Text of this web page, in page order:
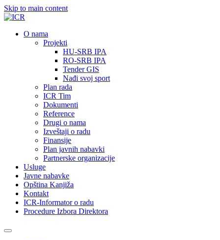
Skip to main content
О nama
Projekti
HU-SRB IPA
RO-SRB IPA
Tender GIS
Nađi svoj sport
Plan rada
ICR Tim
Dokumenti
Reference
Drugi o nama
Izveštaji o radu
Finansije
Plan javnih nabavki
Partnerske organizacije
Usluge
Javne nabavke
Opština Kanjiža
Kontakt
ICR-Informator o radu
Procedure Izbora Direktora